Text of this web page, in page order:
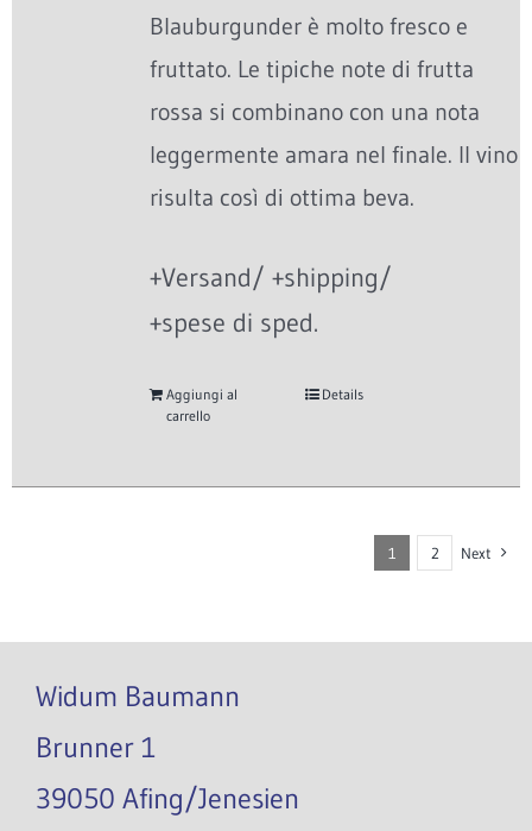
Blauburgunder è molto fresco e
fruttato. Le tipiche note di frutta
rossa si combinano con una nota
leggermente amara nel finale. Il vino
risulta così di ottima beva.
+Versand/ +shipping/
+spese di sped.
Aggiungi al
carrello
Details
1 2 Next
Widum Baumann
Brunner 1
39050 Afing/Jenesien